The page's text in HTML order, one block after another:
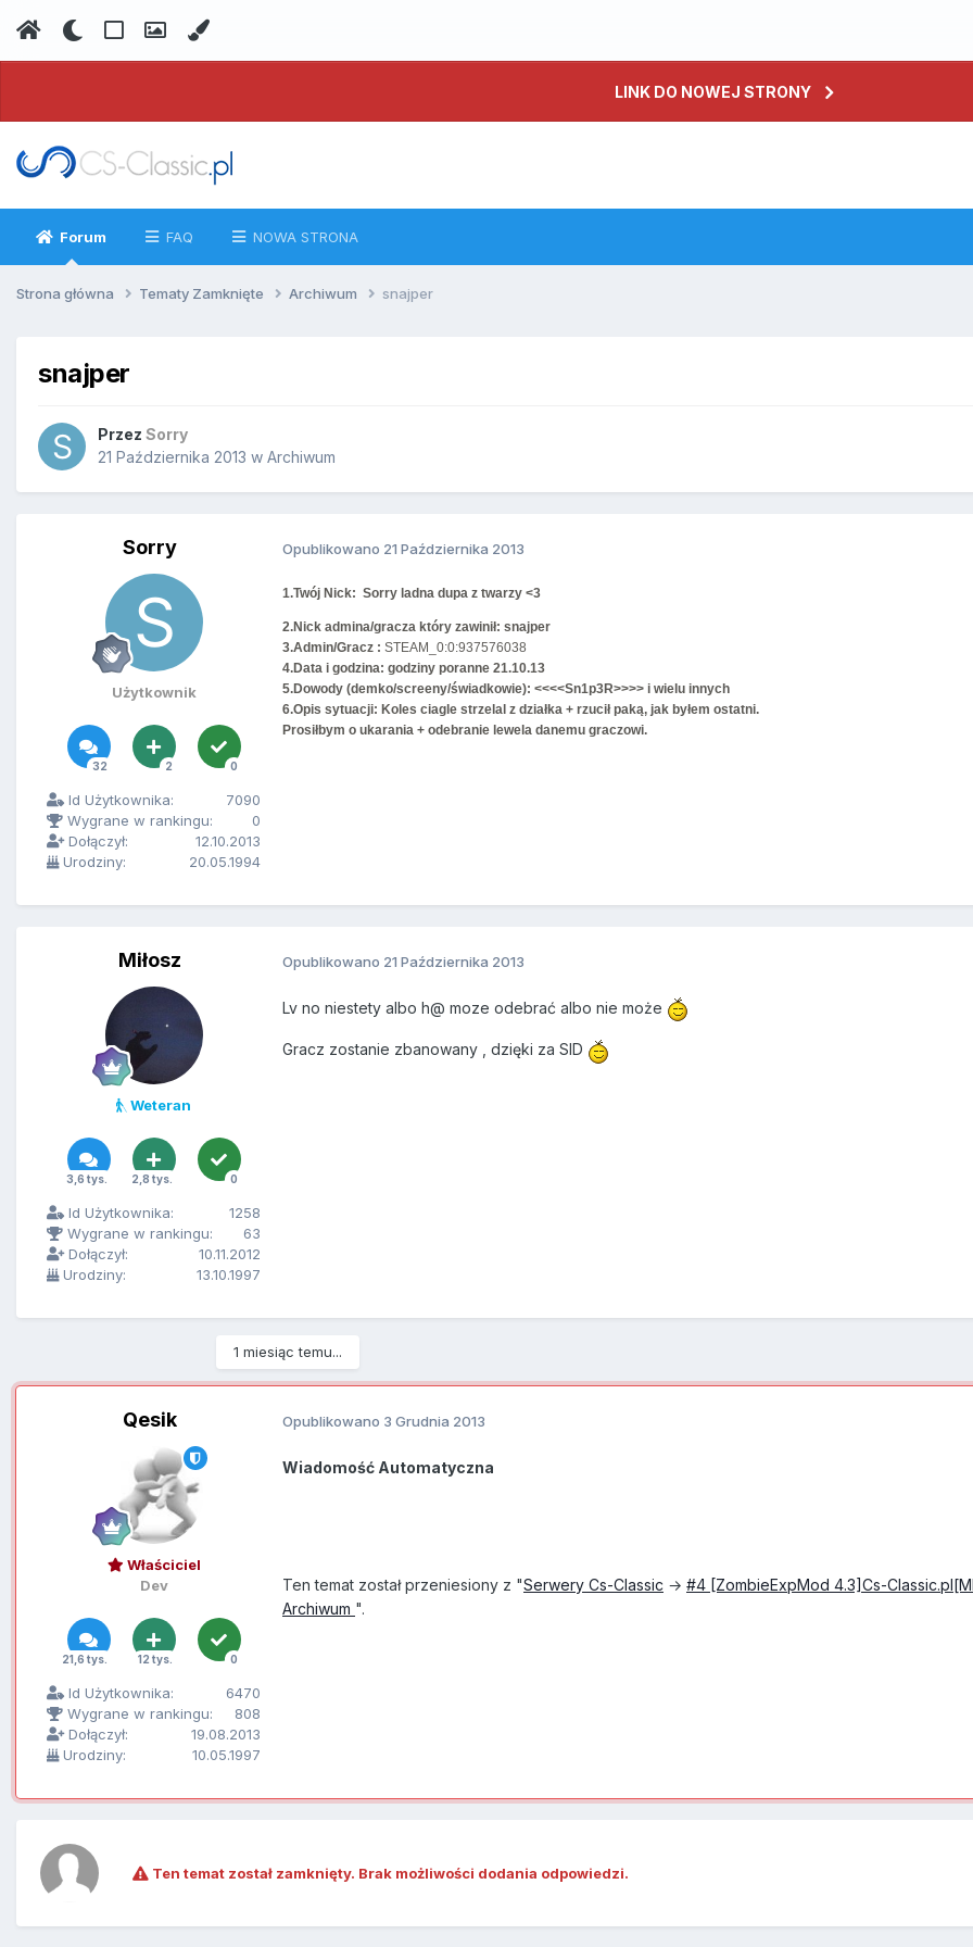
LINK DO NOWEJ STRONY
Forum FAQ NOWA STRONA
Strona główna Tematy Zamknięte Archiwum snajper
snajper
Przez Sorry
21 Października 2013 w Archiwum
Sorry
Użytkownik
32 2 0
Id Użytkownika:
7090
Wygrane w rankingu:
0
Dołączył:
12.10.2013
Urodziny:
20.05.1994
Opublikowano 21 Października 2013
1.Twój Nick: Sorry ladna dupa z twarzy <3
2.Nick admina/gracza który zawinił: snajper
3.Admin/Gracz : STEAM_0:0:937576038
4.Data i godzina: godziny poranne 21.10.13
5.Dowody (demko/screeny/świadkowie): <<<<Sn1p3R>>>> i wielu innych
6.Opis sytuacji: Koles ciagle strzelal z działka + rzucił paką, jak byłem ostatni.
Prosiłbym o ukarania + odebranie lewela danemu graczowi.
Miłosz
Weteran
3,6 tys. 2,8 tys. 0
Id Użytkownika:
1258
Wygrane w rankingu:
63
Dołączył:
10.11.2012
Urodziny:
13.10.1997
Opublikowano 21 Października 2013
Lv no niestety albo h@ moze odebrać albo nie może
Gracz zostanie zbanowany , dzięki za SID
1 miesiąc temu...
Qesik
Właściciel
Dev
21,6 tys. 12 tys. 0
Id Użytkownika:
6470
Wygrane w rankingu:
808
Dołączył:
19.08.2013
Urodziny:
10.05.1997
Opublikowano 3 Grudnia 2013
Wiadomość Automatyczna
Ten temat został przeniesiony z "Serwery Cs-Classic → #4 [ZombieExpMod 4.3]Cs-
Archiwum ".
Ten temat został zamknięty. Brak możliwości dodania odpowiedzi.